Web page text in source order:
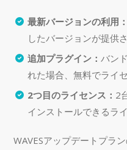
最新バージョンの利用：
したバージョンが提供
追加プラグイン： バン
れた場合、無料でライ
2つ目のライセンス： 2
インストールできるラ
WAVESアップデートプラ